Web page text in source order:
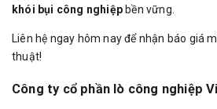
khói bụi công nghiệp bền vững.
Liên hệ ngay hôm nay để nhận báo giá
thuật!
Công ty cổ phần lò công nghiệp